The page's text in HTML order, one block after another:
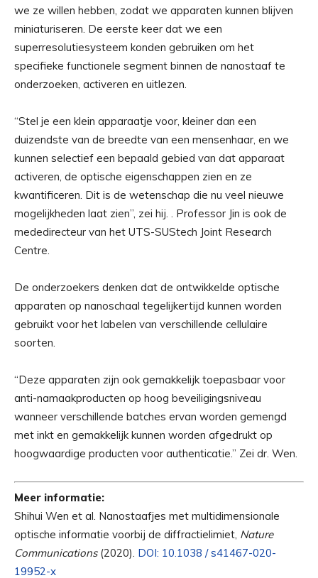
we ze willen hebben, zodat we apparaten kunnen blijven
miniaturiseren. De eerste keer dat we een
superresolutiesysteem konden gebruiken om het
specifieke functionele segment binnen de nanostaaf te
onderzoeken, activeren en uitlezen.
“Stel je een klein apparaatje voor, kleiner dan een
duizendste van de breedte van een mensenhaar, en we
kunnen selectief een bepaald gebied van dat apparaat
activeren, de optische eigenschappen zien en ze
kwantificeren. Dit is de wetenschap die nu veel nieuwe
mogelijkheden laat zien”, zei hij. . Professor Jin is ook de
mededirecteur van het UTS-SUStech Joint Research
Centre.
De onderzoekers denken dat de ontwikkelde optische
apparaten op nanoschaal tegelijkertijd kunnen worden
gebruikt voor het labelen van verschillende cellulaire
soorten.
“Deze apparaten zijn ook gemakkelijk toepasbaar voor
anti-namaakproducten op hoog beveiligingsniveau
wanneer verschillende batches ervan worden gemengd
met inkt en gemakkelijk kunnen worden afgedrukt op
hoogwaardige producten voor authenticatie.” Zei dr. Wen.
Meer informatie:
Shihui Wen et al. Nanostaafjes met multidimensionale
optische informatie voorbij de diffractielimiet, Nature
Communications(2020). DOI: 10.1038 / s41467-020-
19952-x